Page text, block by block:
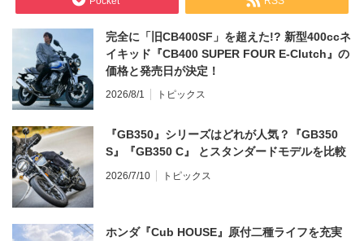
完全に「旧CB400SF」を超えた!? 新型400ccネ
イキッド『CB400 SUPER FOUR E-Clutch』の
価格と発売日が決定！
2026/8/1 トピックス
『GB350』シリーズはどれが人気？『GB350
S』『GB350 C』 とスタンダードモデルを比較
2026/7/10 トピックス
ホンダ『Cub HOUSE』原付二種ライフを充実